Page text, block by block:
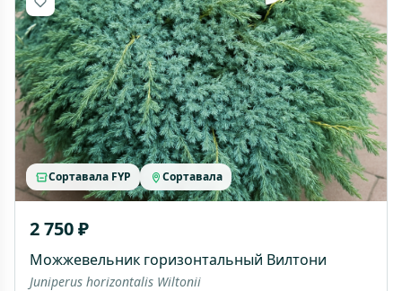
Сортавала FYP Сортавала
2 750 ₽
Можжевельник горизонтальный Вилтони
Juniperus horizontalis Wiltonii